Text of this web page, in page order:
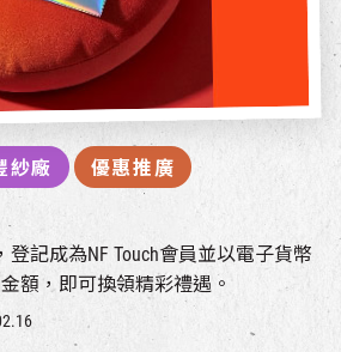
紗廠 優惠推廣
登記成為NF Touch會員並以電子貨幣
額，即可換領精彩禮遇。